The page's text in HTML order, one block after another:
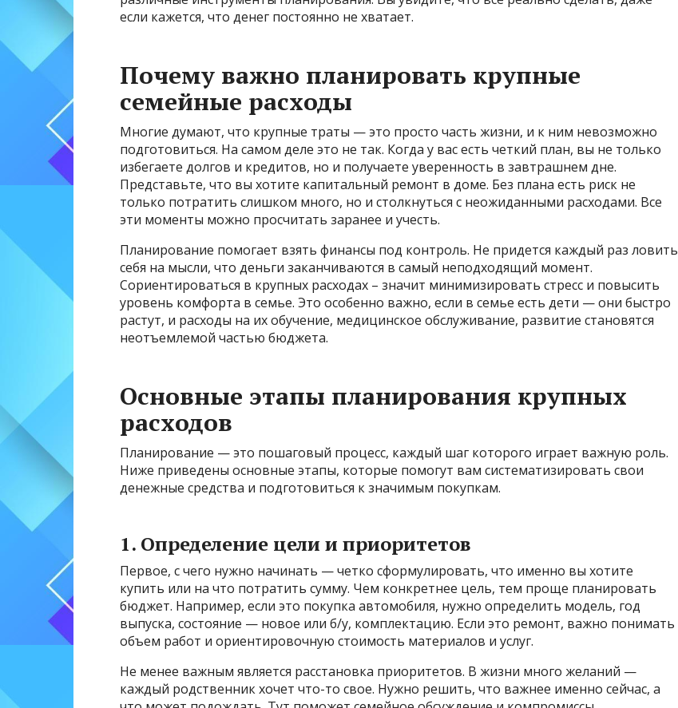
если кажется, что денег постоянно не хватает.
Почему важно планировать крупные
семейные расходы
Многие думают, что крупные траты — это просто часть жизни, и к ним невозможно
подготовиться. На самом деле это не так. Когда у вас есть четкий план, вы не только
избегаете долгов и кредитов, но и получаете уверенность в завтрашнем дне.
Представьте, что вы хотите капитальный ремонт в доме. Без плана есть риск не
только потратить слишком много, но и столкнуться с неожиданными расходами. Все
эти моменты можно просчитать заранее и учесть.
Планирование помогает взять финансы под контроль. Не придется каждый раз ловить
себя на мысли, что деньги заканчиваются в самый неподходящий момент.
Сориентироваться в крупных расходах – значит минимизировать стресс и повысить
уровень комфорта в семье. Это особенно важно, если в семье есть дети — они быстро
растут, и расходы на их обучение, медицинское обслуживание, развитие становятся
неотъемлемой частью бюджета.
Основные этапы планирования крупных
расходов
Планирование — это пошаговый процесс, каждый шаг которого играет важную роль.
Ниже приведены основные этапы, которые помогут вам систематизировать свои
денежные средства и подготовиться к значимым покупкам.
1. Определение цели и приоритетов
Первое, с чего нужно начинать — четко сформулировать, что именно вы хотите
купить или на что потратить сумму. Чем конкретнее цель, тем проще планировать
бюджет. Например, если это покупка автомобиля, нужно определить модель, год
выпуска, состояние — новое или б/у, комплектацию. Если это ремонт, важно понимать
объем работ и ориентировочную стоимость материалов и услуг.
Не менее важным является расстановка приоритетов. В жизни много желаний —
каждый родственник хочет что-то свое. Нужно решить, что важнее именно сейчас, а